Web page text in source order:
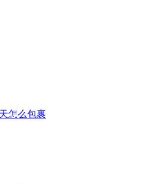
怎么包裹